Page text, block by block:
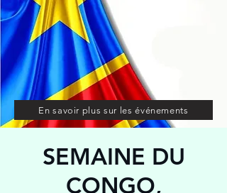
SEMAINE DU
CONGO,
En savoir plus sur les événements